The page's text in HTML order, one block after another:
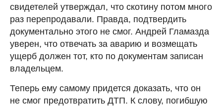
свидетелей утверждал, что скотину потом много
раз перепродавали. Правда, подтвердить
документально этого не смог. Андрей Гламазда
уверен, что отвечать за аварию и возмещать
ущерб должен тот, кто по документам записан
владельцем.
Теперь ему самому придется доказать, что он
не смог предотвратить ДТП. К слову, погибшую